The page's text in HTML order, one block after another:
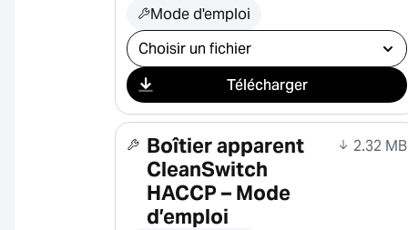
Mode d'emploi
Sélectionner le téléchargement
Télécharger
Boîtier apparent
CleanSwitch
HACCP – Mode
d’emploi
2.32 MB